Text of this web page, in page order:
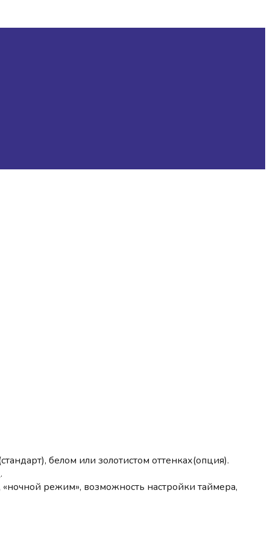
белом или золотистом оттенках(опция).
режим», возможность настройки таймера,